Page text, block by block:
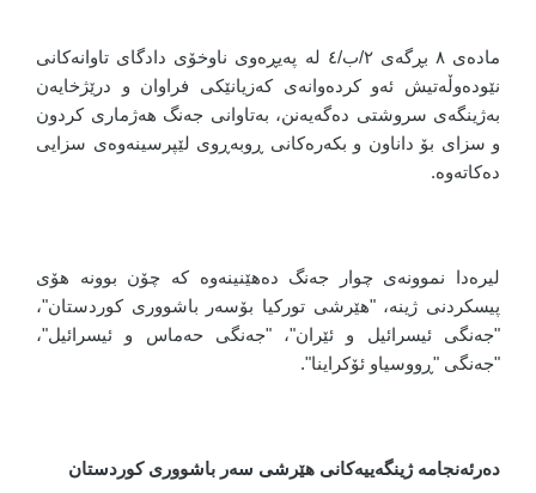
مادەی ٨ بڕگەی ٢/ب/٤ لە پەیڕەوی ناوخۆی دادگای تاوانەكانی
نێودەوڵەتیش ئەو كردەوانەی كەزیانێكی فراوان و درێژخایەن
بەژینگەی سروشتی دەگەیەنن، بەتاوانی جەنگ ھەژماری كردون
و سزای بۆ داناون و بكەرەكانی ڕوبەڕوی لێپرسینەوەی سزایی
دەكاتەوە.
لیرەدا نموونەی چوار جەنگ دەهێنینەوە کە چۆن بوونە هۆی
پیسکردنی ژینە، "هێرشی تورکیا بۆسەر باشووری کوردستان"،
"جەنگی ئیسرائیل و ئێران"، "جەنگی حەماس و ئیسرائیل"،
"جەنگی "ڕووسیاو ئۆکراینا".
دەرئەنجامە ژینگەییەکانی هێرشی سەر باشووری کوردستان